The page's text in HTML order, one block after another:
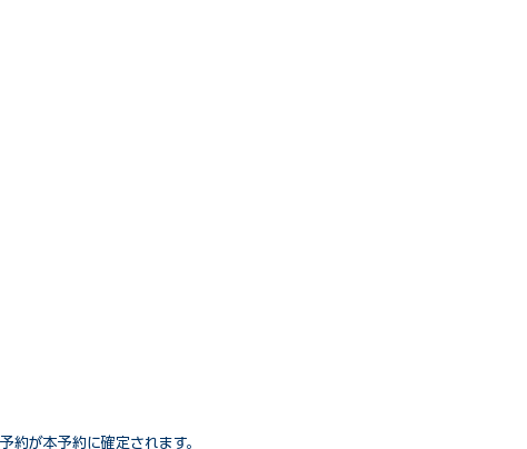
約が本予約に確定されます。